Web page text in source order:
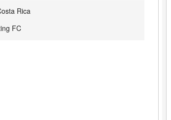
Rica
FC